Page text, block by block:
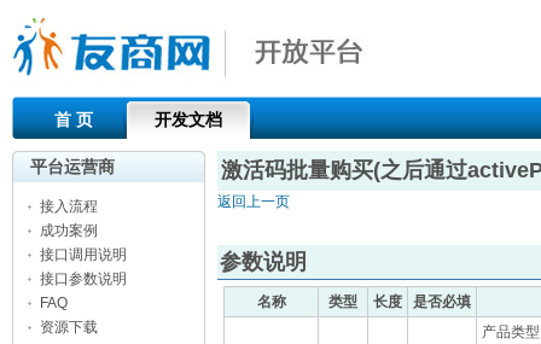
首 页 开发文档
激活码批量购买(之后通过
返回上一页
参数说明
名称 类型 长度 是否必填
产品类
平台运营商
接入流程
成功案例
接口调用说明
接口参数说明
FAQ
资源下载